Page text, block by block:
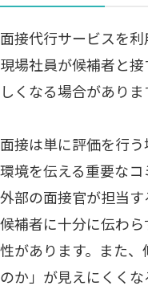
面接代行サービスを
現場社員が候補者と
しくなる場合がありま
面接は単に評価を行
環境を伝える重要なコ
外部の面接官が担当
候補者に十分に伝わ
性があります。また
のか」が見えにくく